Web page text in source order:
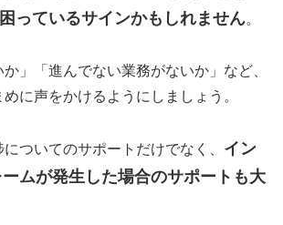
っているサインかもしれません。
か」「進んでない業務がないか」など、
に声をかけるようにしましょう。
ついてのサポートだけでなく、 イン
ムが発生した場合のサポートも大